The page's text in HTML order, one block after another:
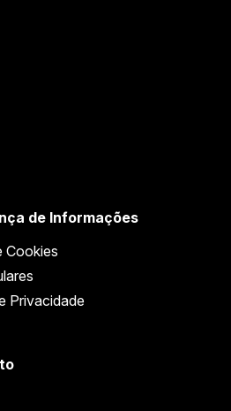
de Informações
Cookies
Privacidade